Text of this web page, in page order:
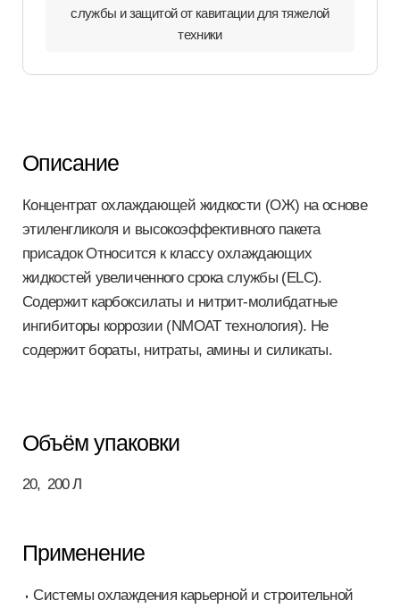
службы и защитой от кавитации для тяжелой
техники
Описание
Концентрат охлаждающей жидкости (ОЖ) на основе
этиленгликоля и высокоэффективного пакета
присадок Относится к классу охлаждающих
жидкостей увеличенного срока службы (ELC).
Содержит карбоксилаты и нитрит-молибдатные
ингибиторы коррозии (NMOAT технология). Не
содержит бораты, нитраты, амины и силикаты.
Объём упаковки
20, 200 Л
Применение
Системы охлаждения карьерной и строительной